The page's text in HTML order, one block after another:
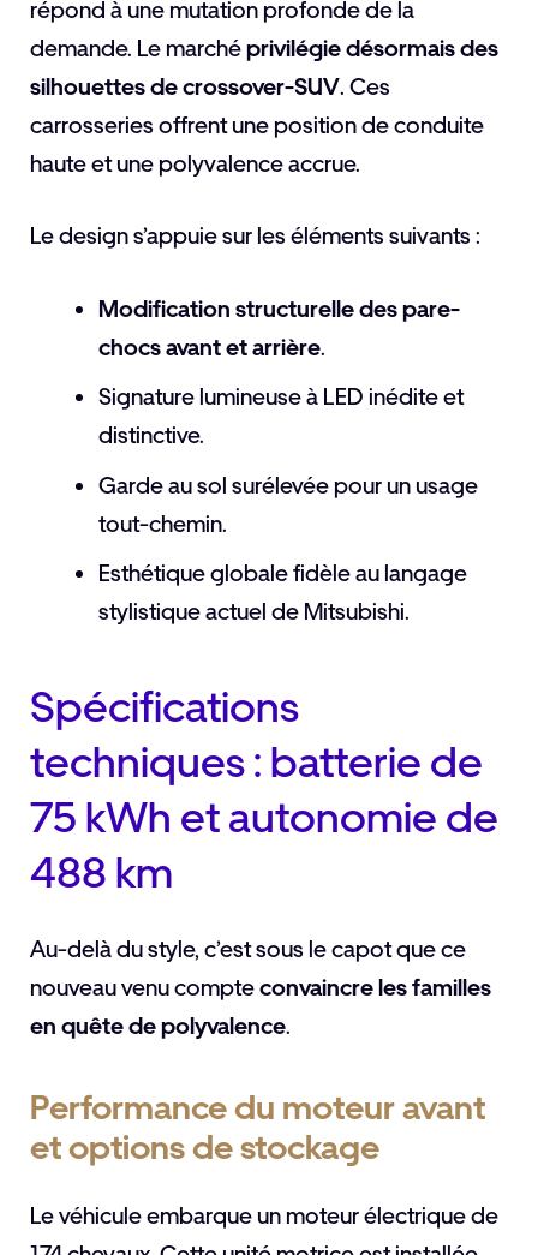
répond à une mutation profonde de la
demande. Le marchéprivilégie désormais des
silhouettes de crossover-SUV. Ces
carrosseries offrent une position de conduite
haute et une polyvalence accrue.
Le design s’appuie sur les éléments suivants :
Modification structurelle des pare-
chocs avant et arrière.
Signature lumineuse à LED inédite et
distinctive.
Garde au sol surélevée pour un usage
tout-chemin.
Esthétique globale fidèle au langage
stylistique actuel de Mitsubishi.
Spécifications
techniques : batterie de
75 kWh et autonomie de
488 km
Au-delà du style, c’est sous le capot que ce
nouveau venu compteconvaincre les familles
en quête de polyvalence.
Performance du moteur avant
et options de stockage
Le véhicule embarque un moteur électrique de